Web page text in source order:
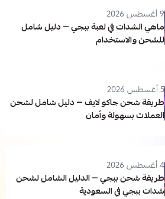
9 أغسطس 2026
ماهي الشدات في لعبة ببجي — دليل شامل
للشحن والاستخدام
5 أغسطس 2026
طريقة شحن جاكو لايف — دليل شامل لشحن
العملات بسهولة وأمان
4 أغسطس 2026
طريقة شحن ببجي — الدليل الشامل لشحن
شدات ببجي في السعودية